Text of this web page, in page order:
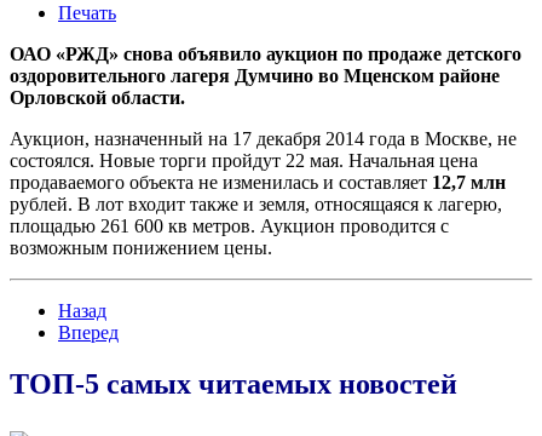
Печать
ОАО «РЖД» снова объявило аукцион по продаже детского
оздоровительного лагеря Думчино во Мценском районе
Орловской области.
Аукцион, назначенный на 17 декабря 2014 года в Москве, не
состоялся. Новые торги пройдут 22 мая. Начальная цена
продаваемого объекта не изменилась и составляет 12,7 млн
рублей. В лот входит также и земля, относящаяся к лагерю,
площадью 261 600 кв метров. Аукцион проводится с
возможным понижением цены.
Назад
Вперед
ТОП-5 самых читаемых новостей